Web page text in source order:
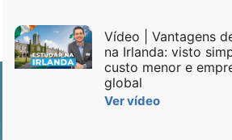
Vídeo | Vantagens
na Irlanda: visto
custo menor e
global
Ver vídeo